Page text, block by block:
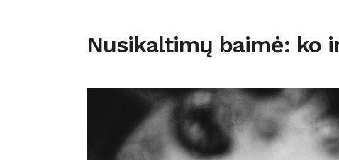
Nusikaltimų baimė: ko